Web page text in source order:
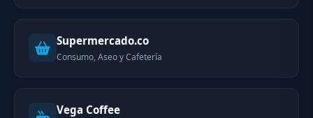
Supermercado.co
Consumo, Aseo y Cafetería
Vega Coffee